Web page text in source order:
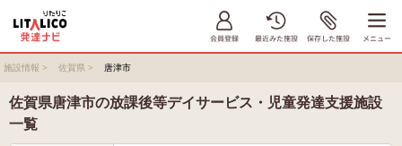
施設情報 > 佐賀県 > 唐津市
佐賀県唐津市の放課後等デイサービス・児童発達支援施設
一覧